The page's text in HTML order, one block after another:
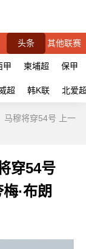
头条 其他联赛
甲 柬埔超 保甲
超 韩K联 北爱
马穆将穿54号 上一
穿54号
·布朗